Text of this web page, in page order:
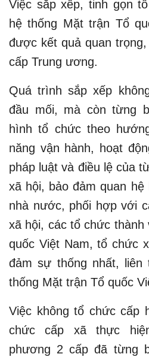
Việc sắp xếp, tinh gọn
hệ thống Mặt trận Tổ
được kết quả quan
cấp Trung ương.
Quá trình sắp xếp
đầu mối, mà còn từng
hình tổ chức theo
năng vận hành, hoạt
pháp luật và điều lệ của
xã hội, bảo đảm quan
nhà nước, phối hợp với
xã hội, các tổ chức thành
quốc Việt Nam, tổ chức
đảm sự thống nhất, liên
thống Mặt trận Tổ quốc
Việc không tổ chức cấp
chức cấp xã thực
phương 2 cấp đã từng